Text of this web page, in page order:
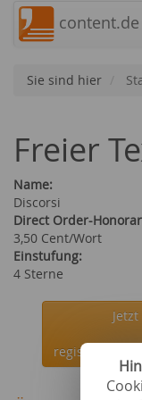
content.de
Sie sind hier
Freier
Name:
Discorsi
Direct Order-Honorar
3,50 Cent/Wort
Einstufung:
4 Sterne
registrieren